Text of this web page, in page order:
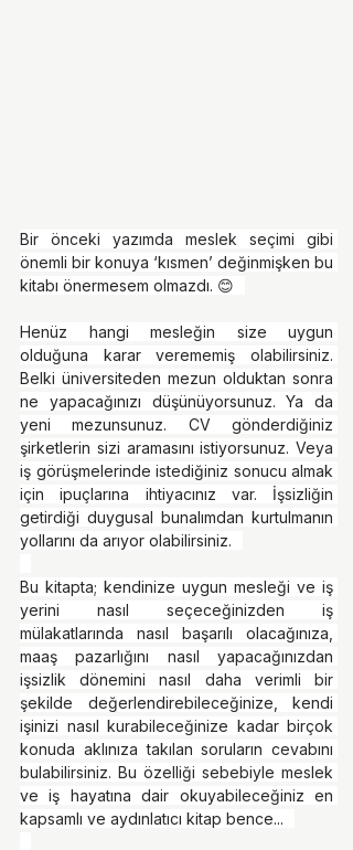
Bir önceki yazımda meslek seçimi gibi
önemli bir konuya ‘kısmen’ değinmişken bu
kitabı önermesem olmazdı. 😊⠀
Henüz hangi mesleğin size uygun
olduğuna karar verememiş olabilirsiniz.
Belki üniversiteden mezun olduktan sonra
ne yapacağınızı düşünüyorsunuz. Ya da
yeni mezunsunuz. CV gönderdiğiniz
şirketlerin sizi aramasını istiyorsunuz. Veya
iş görüşmelerinde istediğiniz sonucu almak
için ipuçlarına ihtiyacınız var. İşsizliğin
getirdiği duygusal bunalımdan kurtulmanın
yollarını da arıyor olabilirsiniz.⠀
Bu kitapta; kendinize uygun mesleği ve iş
yerini nasıl seçeceğinizden iş
mülakatlarında nasıl başarılı olacağınıza,
maaş pazarlığını nasıl yapacağınızdan
işsizlik dönemini nasıl daha verimli bir
şekilde değerlendirebileceğinize, kendi
işinizi nasıl kurabileceğinize kadar birçok
konuda aklınıza takılan soruların cevabını
bulabilirsiniz. Bu özelliği sebebiyle meslek
ve iş hayatına dair okuyabileceğiniz en
kapsamlı ve aydınlatıcı kitap bence...⠀